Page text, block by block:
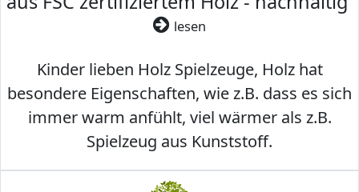
lesen
Kinder lieben Holz Spielzeuge, Holz hat
besondere Eigenschaften, wie z.B. dass es sich
immer warm anfühlt, viel wärmer als z.B.
Spielzeug aus Kunststoff.